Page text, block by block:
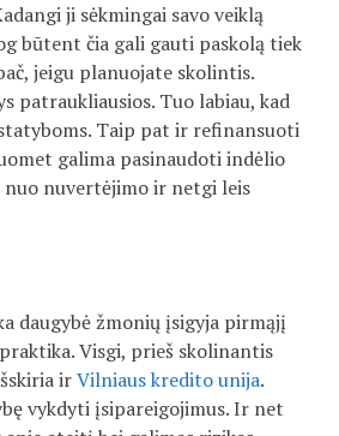
ji sėkmingai savo veiklą
būtent čia gali gauti paskolą tiek
jeigu planuojate skolintis.
patraukliausios. Tuo labiau, kad
Taip pat ir refinansuoti
galima pasinaudoti indėlio
nuo nuvertėjimo ir netgi leis
daugybė žmonių įsigyja pirmąjį
Visgi, prieš skolinantis
irVilniaus kredito unija.
vykdyti įsipareigojimus. Ir net